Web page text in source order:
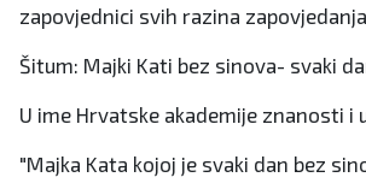
zapovjednici svih razina
Šitum: Majki Kati bez sinova- svaki
U ime Hrvatske akademije znanosti
"Majka Kata kojoj je svaki dan bez